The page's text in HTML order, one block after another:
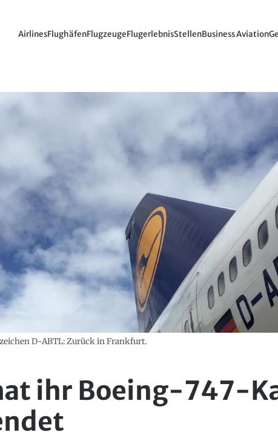
AirlinesFlughäfenFlugzeugeFlugerlebnisStellenBusiness Aviation
D-ABTL: Zurück in Frankfurt.
ihr Boeing-747-